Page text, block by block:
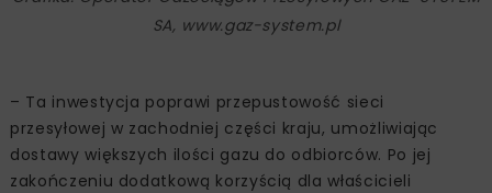
SA, www.gaz-system.pl
– Ta inwestycja poprawi przepustowość sieci
przesyłowej w zachodniej części kraju, umożliwiając
dostawy większych ilości gazu do odbiorców. Po jej
zakończeniu dodatkową korzyścią dla właścicieli